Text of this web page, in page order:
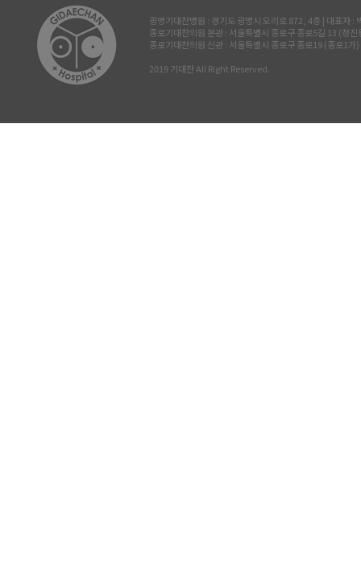
광명기대찬병원 : 경기도 광명시 오리로 872, 4층 | 대표
종로기대찬의원 본관 : 서울특별시 종로구 종로5길 13 (청
종로기대찬의원 신관 : 서울특별시 종로구 종로19 (종로1
2019 기대찬 All Right Reserved.